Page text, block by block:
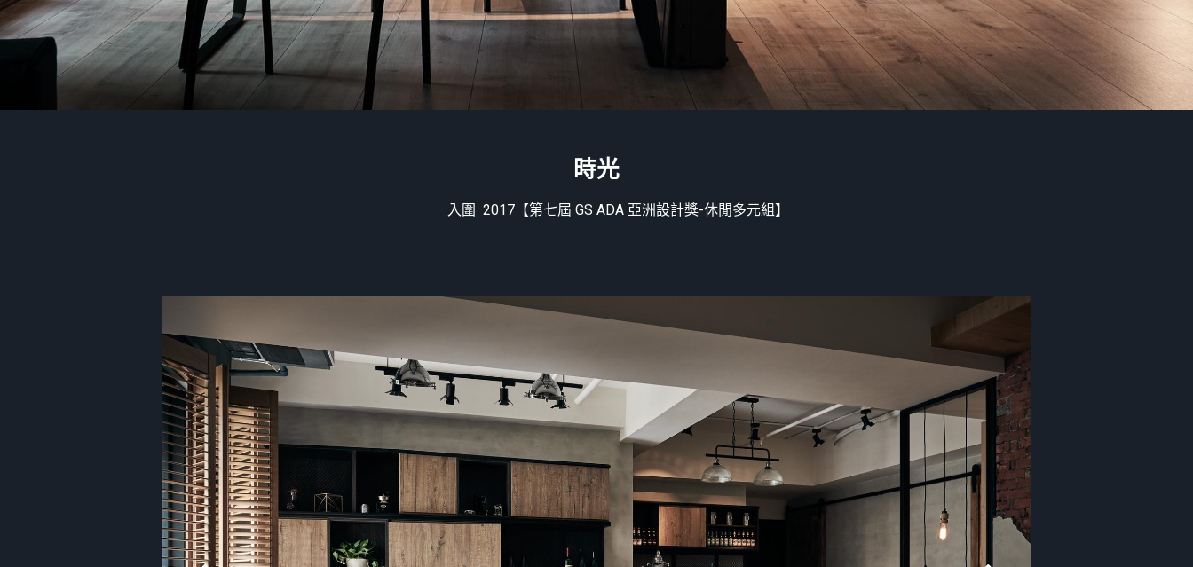
時光
入圍 2017【第七屆 GS ADA 亞洲設計獎-休閒多元組】